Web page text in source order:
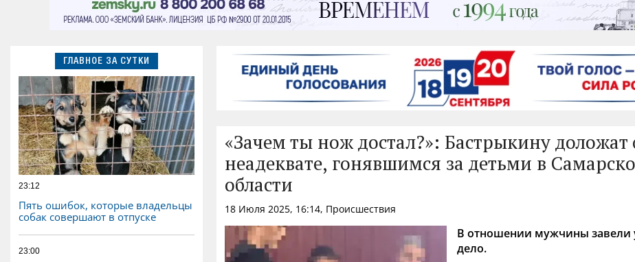
ГЛАВНОЕ ЗА СУТКИ
23:12
Пять ошибок, которые владельцы
собак совершают в отпуске
23:00
«Зачем ты нож достал?»: Бастрыкину доложат
неадеквате, гонявшимся за детьми в
области
18 Июля 2025, 16:14, Происшествия
В отношении мужчины завели
дело.